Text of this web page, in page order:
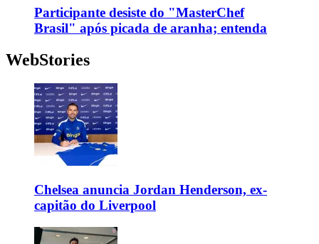
Participante desiste do "MasterChef
Brasil" após picada de aranha; entenda
WebStories
Chelsea anuncia Jordan Henderson, ex-
capitão do Liverpool